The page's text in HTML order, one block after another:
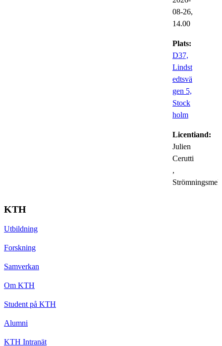
08-26,
14.00
Plats:
D37,
Lindst
edtsvä
gen 5,
Stock
holm
Licentiand:
Julien
Cerutti
,
KTH
Utbildning
Forskning
Samverkan
Om KTH
Student på KTH
Alumni
KTH Intranät